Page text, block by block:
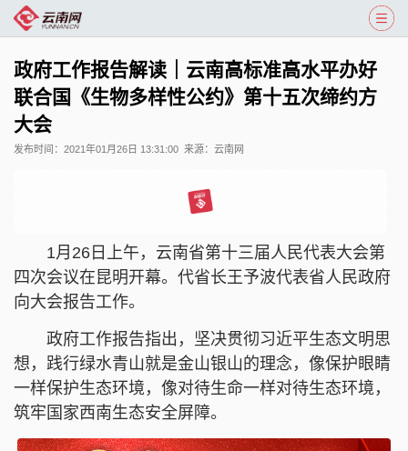
政府工作报告解读｜云南高标准高水平办好
联合国《生物多样性公约》第十五次缔约方
大会
发布时间： 2021年01月26日 13:31:00 来源： 云南网
1月26日上午，云南省第十三届人民代表大会第
四次会议在昆明开幕。代省长王予波代表省人民政府
向大会报告工作。
政府工作报告指出，坚决贯彻习近平生态文明思
想，践行绿水青山就是金山银山的理念，像保护眼睛
一样保护生态环境，像对待生命一样对待生态环境，
筑牢 国家西南生态安全屏障。